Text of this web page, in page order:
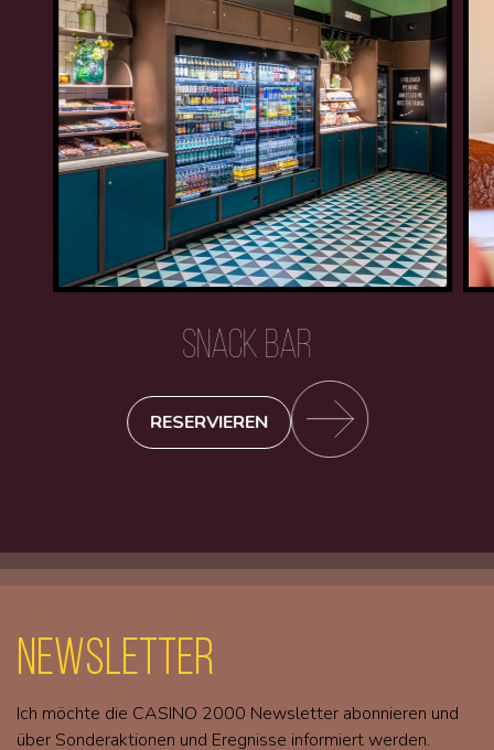
SNACK BAR
RESERVIEREN
Newsletter
Ich möchte die CASINO 2000 Newsletter abonnieren und
über Sonderaktionen und Eregnisse informiert werden.